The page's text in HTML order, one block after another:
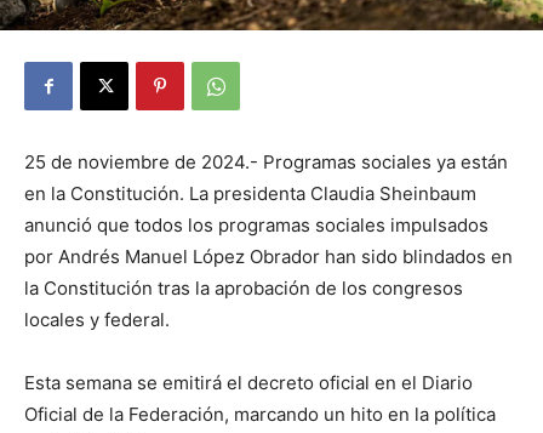
25 de noviembre de 2024.- Programas sociales ya están
en la Constitución. La presidenta Claudia Sheinbaum
anunció que todos los programas sociales impulsados
por Andrés Manuel López Obrador han sido blindados en
la Constitución tras la aprobación de los congresos
locales y federal.
Esta semana se emitirá el decreto oficial en el Diario
Oficial de la Federación, marcando un hito en la política